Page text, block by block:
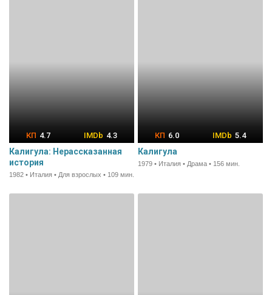
4.7 4.3
Калигула: Нерассказанная
история
1982 • Италия • Для взрослых • 109 мин.
6.0 5.4
Калигула
1979 • Италия • Драма • 156 мин.